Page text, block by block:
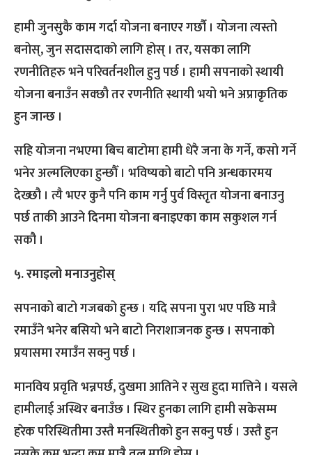
हामी जुनसुकै काम गर्दा योजना बनाएर गर्छौ । योजना त्यस्तो
बनोस्, जुन सदासदाको लागि होस् । तर, यसका लागि
रणनीतिहरु भने परिवर्तनशील हुनु पर्छ । हामी सपनाको स्थायी
योजना बनाउँन सक्छौ तर रणनीति स्थायी भयो भने अप्राकृतिक
हुन जान्छ ।
सहि योजना नभएमा बिच बाटोमा हामी धेरै जना के गर्ने, कसो गर्ने
भनेर अल्मलिएका हुन्छौँ । भविष्यको बाटो पनि अन्धकारमय
देख्छौ । त्यै भएर कुनै पनि काम गर्नु पुर्व विस्तृत योजना बनाउनु
पर्छ ताकी आउने दिनमा योजना बनाइएका काम सकुशल गर्न
सकौ ।
५. रमाइलो मनाउनुहोस्
सपनाको बाटो गजबको हुन्छ । यदि सपना पुरा भए पछि मात्रै
रमाउँने भनेर बसियो भने बाटो निराशाजनक हुन्छ । सपनाको
प्रयासमा रमाउँन सक्नु पर्छ ।
मानविय प्रवृति भन्नपर्छ, दुखमा आतिने र सुख हुदा मात्तिने । यसले
हामीलाई अस्थिर बनाउँछ । स्थिर हुनका लागि हामी सकेसम्म
हरेक परिस्थितीमा उस्तै मनस्थितीको हुन सक्नु पर्छ । उस्तै हुन